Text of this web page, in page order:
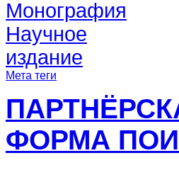
Монография
Научное
издание
Мета теги
ФОРМА